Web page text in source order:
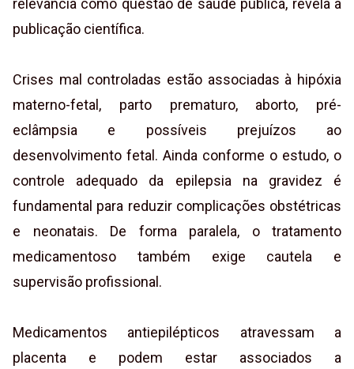
relevância como questão de saúde pública, revela a
publicação científica.
Crises mal controladas estão associadas à hipóxia
materno-fetal, parto prematuro, aborto, pré-
eclâmpsia e possíveis prejuízos ao
desenvolvimento fetal. Ainda conforme o estudo, o
controle adequado da epilepsia na gravidez é
fundamental para reduzir complicações obstétricas
e neonatais. De forma paralela, o tratamento
medicamentoso também exige cautela e
supervisão profissional.
Medicamentos antiepilépticos atravessam a
placenta e podem estar associados a